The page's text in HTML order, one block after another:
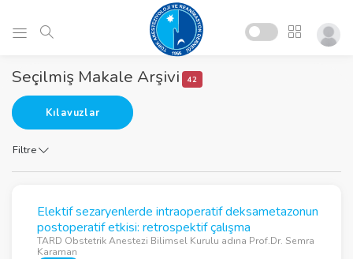
Seçilmiş Makale Arşivi 42
Kılavuzlar
Filtre
Elektif sezaryenlerde intraoperatif deksametazonun
postoperatif etkisi: retrospektif çalışma
TARD Obstetrik Anestezi Bilimsel Kurulu adına Prof.Dr. Semra
Karaman